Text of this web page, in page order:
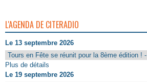
L'AGENDA DE CITERADIO
Le 13 septembre 2026
Tours en Fête se réunit pour la 8ème édition ! -
Plus de détails
Le 19 septembre 2026